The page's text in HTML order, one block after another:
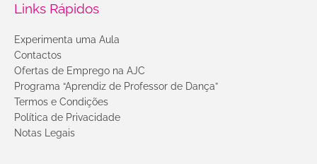
Links Rápidos
Experimenta uma Aula
Contactos
Ofertas de Emprego na AJC
Programa “Aprendiz de Professor de Dança”
Termos e Condições
Política de Privacidade
Notas Legais